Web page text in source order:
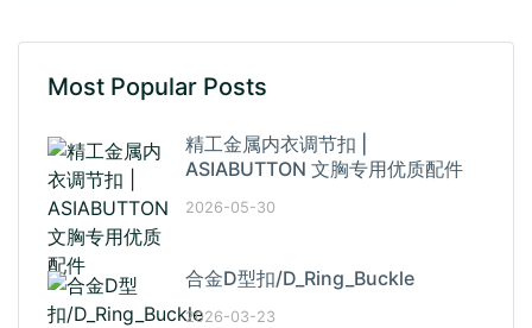
Most Popular Posts
精工金属内衣调节扣 |
ASIABUTTON 文胸专用优质配件
2026-05-30
合金D型扣/D_Ring_Buckle
2026-03-23